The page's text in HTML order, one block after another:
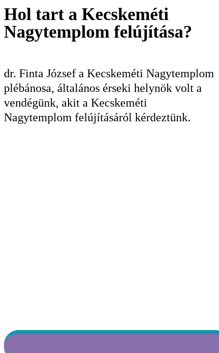
KERESÉS
Hol tart a Kecskeméti
Nagytemplom felújítása?
dr. Finta József a Kecskeméti Nagytemplom
plébánosa, általános érseki helynök volt a
vendégünk, akit a Kecskeméti
Nagytemplom felújításáról kérdeztünk.